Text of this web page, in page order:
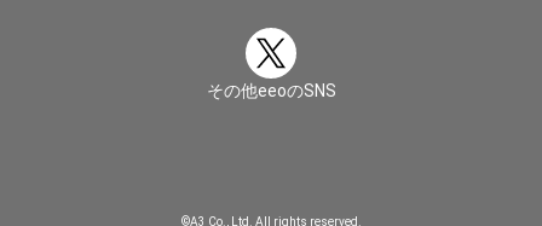
その他eeoのSNS
©A3 Co., Ltd. All rights reserved.